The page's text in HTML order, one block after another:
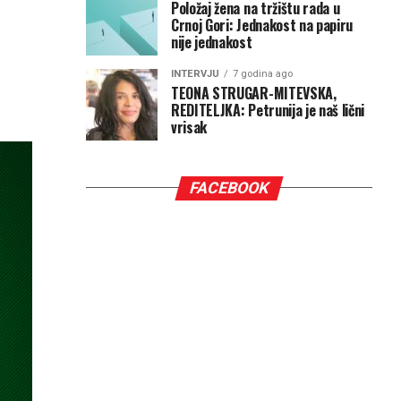
Položaj žena na tržištu rada u
Crnoj Gori: Jednakost na papiru
nije jednakost
INTERVJU 7 godina ago
TEONA STRUGAR-MITEVSKA,
REDITELJKA: Petrunija je naš lični
vrisak
FACEBOOK